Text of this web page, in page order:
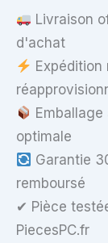
Livraison
d'achat
optimale
Garantie
remboursé
✔ Pièce
PiecesPC.fr